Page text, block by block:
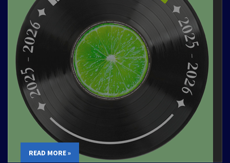
READ MORE »